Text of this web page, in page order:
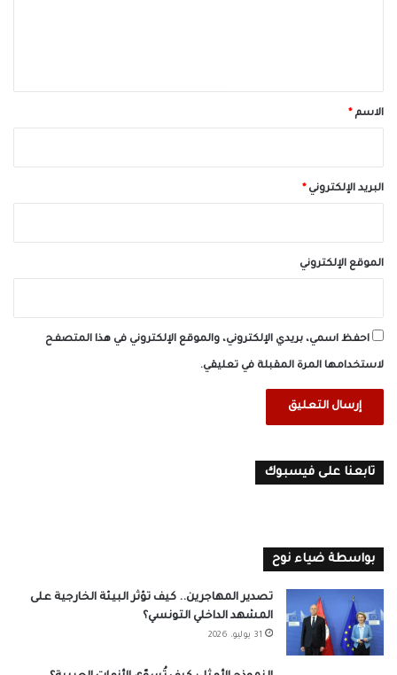
*الاسم*
البريد الإلكتروني*
الموقع الإلكتروني
احفظ اسمي، بريدي الإلكتروني، والموقع الإلكتروني في هذا المتصفح
لاستخدامها المرة المقبلة في تعليقي.
تابعنا على فيسبوك
بواسطة ضياء نوح
تصدير المهاجرين.. كيف تؤثر البيئة الخارجية على
المشهد الداخلي التونسي؟
31 يوليو، 2026